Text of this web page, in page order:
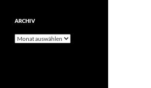
ARCHIV
Archiv